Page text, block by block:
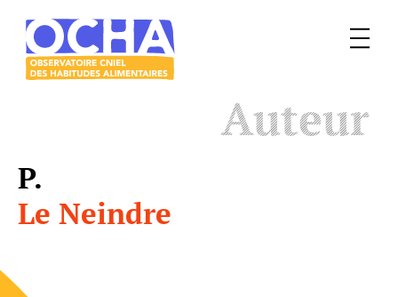
Menu
Auteur
P.
Le Neindre